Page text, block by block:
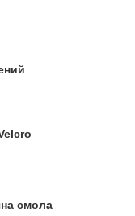
смола